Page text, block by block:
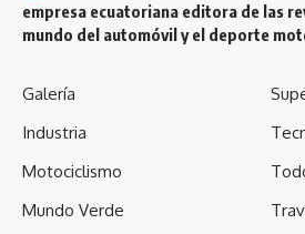
empresa ecuatoriana editora de las
mundo del automóvil y el deporte
Galería
Industria
Motociclismo
Mundo Verde